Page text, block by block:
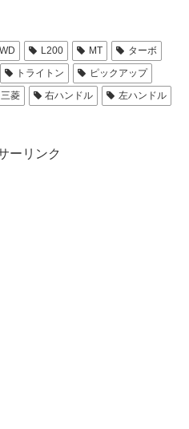
L200 MT
ターボ
トライトン
ピックアップ
三菱 右ハンドル
左ハンドル
ーリンク